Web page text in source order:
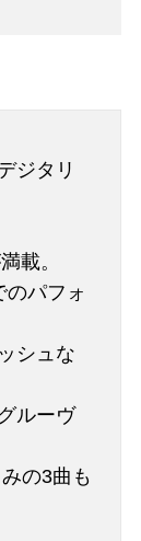
ジタリ
載。
パフォ
シュな
ルーヴ
の3曲も